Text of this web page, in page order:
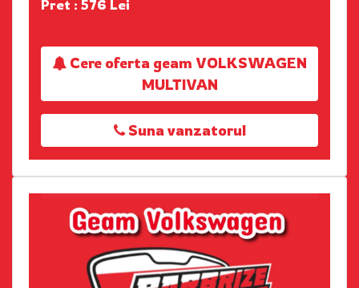
Pret : 576 Lei
Cere oferta geam VOLKSWAGEN
MULTIVAN
Suna vanzatorul